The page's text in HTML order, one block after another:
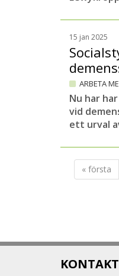
15 jan 2025
ARBETA
Nu har
vid
ett urval
« första
KONTAKT